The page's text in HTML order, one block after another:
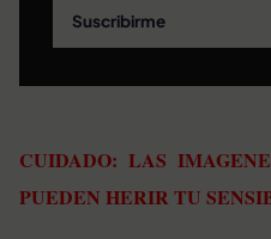
Suscribirme
CUIDADO: LAS
PUEDEN HERIR TU